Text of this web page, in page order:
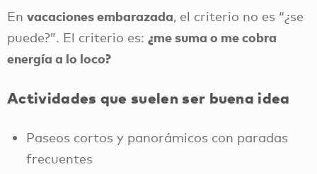
En vacaciones embarazada, el criterio no es “¿se
puede?”. El criterio es: ¿me suma o me cobra
energía a lo loco?
Actividades que suelen ser buena idea
Paseos cortos y panorámicos con paradas
frecuentes